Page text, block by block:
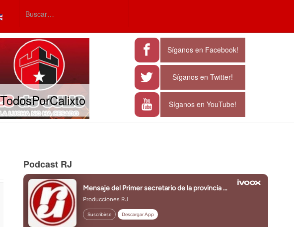
su idioma
Type 2 or more characters for results.
Síganos en Facebook!
Síganos en Twitter!
Síganos en YouTube!
Podcast RJ